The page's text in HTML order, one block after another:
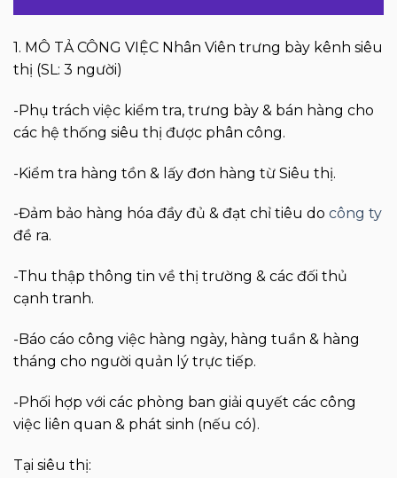
1. MÔ TẢ CÔNG VIỆC Nhân Viên trưng bày kênh siêu
thị (SL: 3 người)
-Phụ trách việc kiểm tra, trưng bày & bán hàng cho
các hệ thống siêu thị được phân công.
-Kiểm tra hàng tồn & lấy đơn hàng từ Siêu thị.
-Đảm bảo hàng hóa đầy đủ & đạt chỉ tiêu do công ty
đề ra.
-Thu thập thông tin về thị trường & các đối thủ
cạnh tranh.
-Báo cáo công việc hàng ngày, hàng tuần & hàng
tháng cho người quản lý trực tiếp.
-Phối hợp với các phòng ban giải quyết các công
việc liên quan & phát sinh (nếu có).
Tại siêu thị: